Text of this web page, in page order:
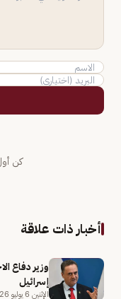
كن
أخبار ذات علاقة
وزير دفاع
إسرائيل
الإثنين 6 يوليو 2026